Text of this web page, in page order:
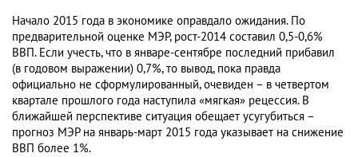
Начало 2015 года в экономике оправдало ожидания. По
предварительной оценке МЭР, рост-2014 составил 0,5-0,6%
ВВП. Если учесть, что в январе-сентябре последний прибавил
(в годовом выражении) 0,7%, то вывод, пока правда
официально не сформулированный, очевиден – в четвертом
квартале прошлого года наступила «мягкая» рецессия. В
ближайшей перспективе ситуация обещает усугубиться –
прогноз МЭР на январь-март 2015 года указывает на снижение
ВВП более 1%.